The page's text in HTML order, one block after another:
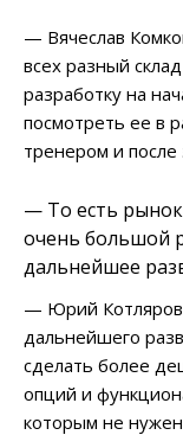
— Вячеслав
всех разный
разработку на
посмотреть ее в
тренером и
— То есть рынок
очень большой
дальнейшее
— Юрий
дальнейшего
сделать более
опций и
которым не